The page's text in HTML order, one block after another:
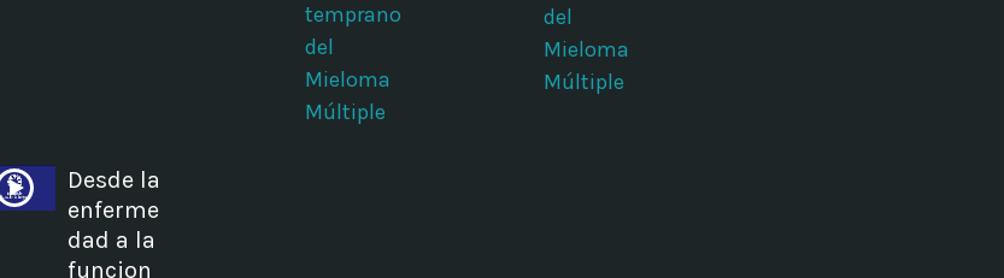
temprano
del
Mieloma
Múltiple
del
Mieloma
Múltiple
Desde la
enferme
dad a la
funcion